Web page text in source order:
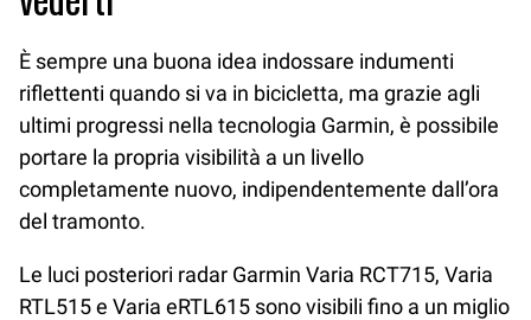
È sempre una buona idea indossare indumenti
riflettenti quando si va in bicicletta, ma grazie agli
ultimi progressi nella tecnologia Garmin, è possibile
portare la propria visibilità a un livello
completamente nuovo, indipendentemente dall’ora
del tramonto.
Le luci posteriori radar Garmin Varia RCT715, Varia
RTL515 e Varia eRTL615 sono visibili fino a un miglio